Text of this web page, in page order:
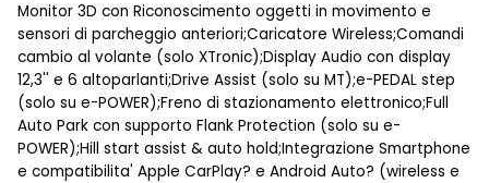
Monitor 3D con Riconoscimento oggetti in movimento e
sensori di parcheggio anteriori;Caricatore Wireless;Comandi
cambio al volante (solo XTronic);Display Audio con display
12,3'' e 6 altoparlanti;Drive Assist (solo su MT);e-PEDAL step
(solo su e-POWER);Freno di stazionamento elettronico;Full
Auto Park con supporto Flank Protection (solo su e-
POWER);Hill start assist & auto hold;Integrazione Smartphone
e compatibilita' Apple CarPlay? e Android Auto? (wireless e